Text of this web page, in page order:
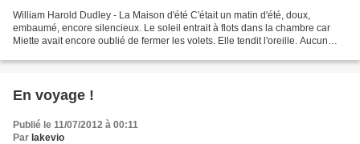
William Harold Dudley - La Maison d'été C'était un matin d'été, doux,
embaumé, encore silencieux. Le soleil entrait à flots dans la chambre car
Miette avait encore oublié de fermer les volets. Elle tendit l'oreille. Aucun
En voyage !
Publié le 11/07/2012 à 00:11
Par lakevio